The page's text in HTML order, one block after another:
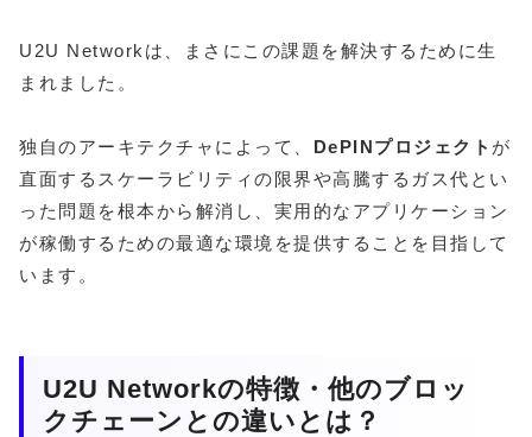
U2U Networkは、まさにこの課題を解決するために生
まれました。
独自のアーキテクチャによって、 DePINプロジェクト が
直面するスケーラビリティの限界や高騰するガス代とい
った問題を根本から解消し、実用的なアプリケーション
が稼働するための最適な環境を提供することを目指して
います。
U2U Networkの特徴・他のブロッ
クチェーンとの違いとは？